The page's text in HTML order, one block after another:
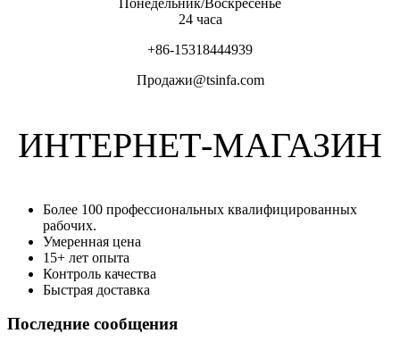
24 часа
+86-15318444939
Продажи@tsinfa.com
ИНТЕРНЕТ-МАГАЗИН
Более 100 профессиональных квалифицированных
рабочих.
Умеренная цена
15+ лет опыта
Контроль качества
Быстрая доставка
Последние сообщения